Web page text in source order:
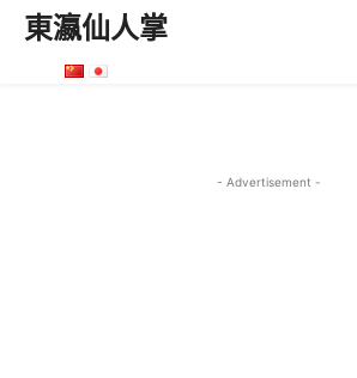
東瀛仙人掌
- Advertisement -